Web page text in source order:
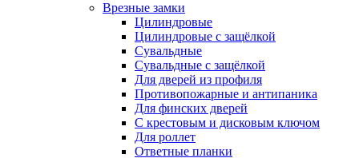
Врезные замки
Цилиндровые
Цилиндровые с защёлкой
Сувальдные
Сувальдные с защёлкой
Для дверей из профиля
Противопожарные и антипаника
Для финских дверей
С крестовым и дисковым ключом
Для роллет
Ответные планки